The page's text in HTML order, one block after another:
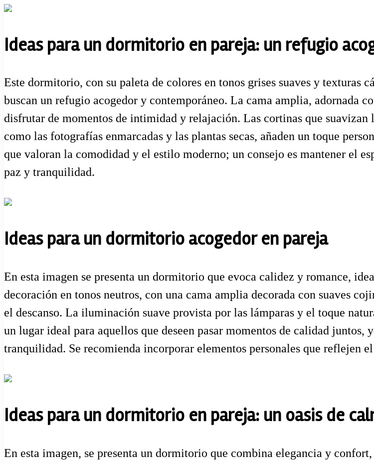
Ideas para un dormitorio en pareja: un refugio
Este dormitorio, con su paleta de colores en tonos grises suaves y texturas
buscan un refugio acogedor y contemporáneo. La cama amplia, adornada
disfrutar de momentos de intimidad y relajación. Las cortinas que
como las fotografías enmarcadas y las plantas secas, añaden un toque
que valoran la comodidad y el estilo moderno; un consejo es mantener el
paz y tranquilidad.
Ideas para un dormitorio acogedor en pareja
En esta imagen se presenta un dormitorio que evoca calidez y romance,
decoración en tonos neutros, con una cama amplia decorada con suaves
el descanso. La iluminación suave provista por las lámparas y el toque
un lugar ideal para aquellos que deseen pasar momentos de calidad
tranquilidad. Se recomienda incorporar elementos personales que reflejen
Ideas para un dormitorio en pareja: un oasis de
En esta imagen, se presenta un dormitorio que combina elegancia y